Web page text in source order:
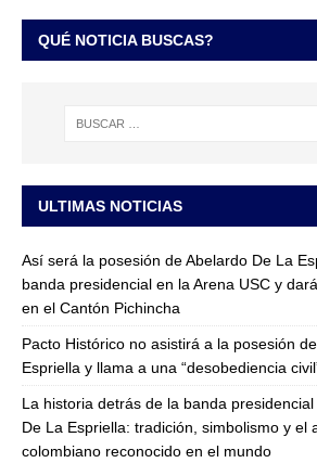
QUÉ NOTICIA BUSCAS?
ULTIMAS NOTICIAS
Así será la posesión de Abelardo De La
banda presidencial en la Arena USC y
en el Cantón Pichincha
Pacto Histórico no asistirá a la posesión
Espriella y llama a una “desobediencia
La historia detrás de la banda
De La Espriella: tradición, simbolismo y el
colombiano reconocido en el mundo